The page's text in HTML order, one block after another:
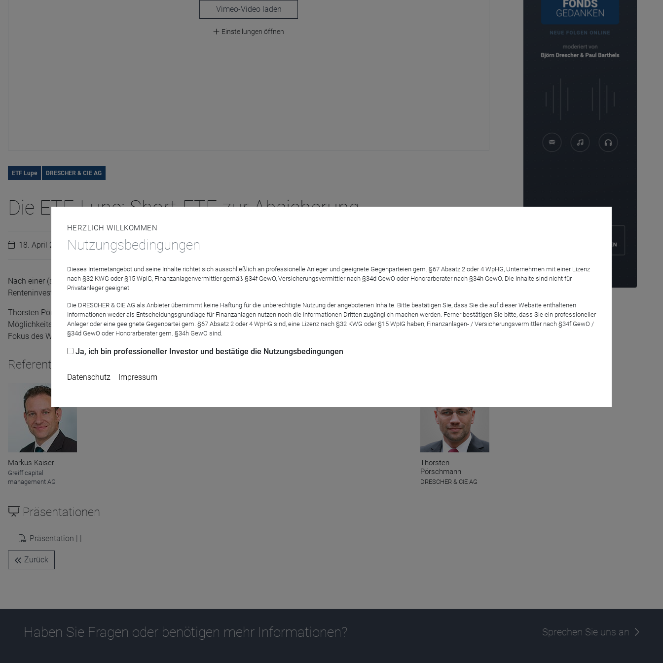
laden
Einstellungen öffnen
ETF Lupe DRESCHER & CIE AG
Die ETF-Lupe: Short-ETF zur Absicherung
18. April 2018
Nach einer (sehr) langen Aufwärtsbewegung im Aktien- und Rentenmarkt wird es nun zunehmend ungemütlicher. Diversifikation über
Renteninvestments hat in einem Nahe-Nullzinsumfeld kaum die gewünschte Wirkung. Wie steht es mit anderen Absicherungsmaßnahmen?
Thorsten Pörschmann (Drescher & Cie) wird gemeinsam mit Herrn Markus Kaiser (ETF Spezialist | StarCapital AG) einen Blick auf die
Möglichkeiten der Short-ETFs werfen. Chancen, Möglichkeiten aber auch Risiken von fallenden Kursen zu profitieren, stehen dabei im
Fokus des Webinars.
Referenten
Markus Kaiser
Greiff capital
management AG
Thorsten
Pörschmann
DRESCHER & CIE AG
Präsentationen
Präsentation | |
Zurück
Haben Sie Fragen oder benötigen mehr Informationen? Sprechen Sie uns an
HERZLICH WILLKOMMEN
Nutzungsbedingungen
Dieses Internetangebot und seine Inhalte richtet sich ausschließlich an professionelle Anleger und geeignete Gegenparteien gem. §67 Absatz 2 oder 4 WpHG, Unternehmen mit einer Lizenz
nach §32 KWG oder §15 WplG, Finanzanlagenvermittler gemäß §34f GewO, Versicherungsvermittler nach §34d GewO oder Honorarberater nach §34h GewO. Die Inhalte sind nicht für
Privatanleger geeignet.
Die DRESCHER & CIE AG als Anbieter übernimmt keine Haftung für die unberechtigte Nutzung der angebotenen Inhalte. Bitte bestätigen Sie, dass Sie die auf dieser Website enthaltenen
Informationen weder als Entscheidungsgrundlage für Finanzanlagen nutzen noch die Informationen Dritten zugänglich machen werden. Ferner bestätigen Sie bitte, dass Sie ein professioneller
Anleger oder eine geeignete Gegenpartei gem. §67 Absatz 2 oder 4 WpHG sind, eine Lizenz nach §32 KWG oder §15 WpIG haben, Finanzanlagen- / Versicherungsvermittler nach §34f GewO /
§34d GewO oder Honorarberater gem. §34h GewO sind.
Ja, ich bin professioneller Investor und bestätige die Nutzungsbedingungen
Datenschutz Impressum
Name